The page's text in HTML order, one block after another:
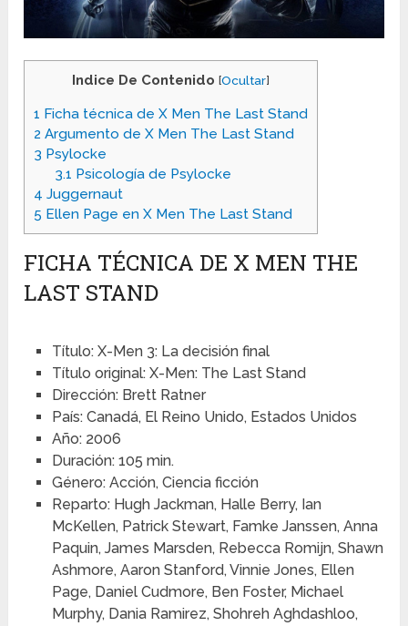
Indice De Contenido [Ocultar]
1 Ficha técnica de X Men The Last Stand
2 Argumento de X Men The Last Stand
3 Psylocke
3.1 Psicología de Psylocke
4 Juggernaut
5 Ellen Page en X Men The Last Stand
FICHA TÉCNICA DE X MEN THE
LAST STAND
Título: X-Men 3: La decisión final
Título original: X-Men: The Last Stand
Dirección: Brett Ratner
País: Canadá, El Reino Unido, Estados Unidos
Año: 2006
Duración: 105 min.
Género: Acción, Ciencia ficción
Reparto: Hugh Jackman, Halle Berry, Ian
McKellen, Patrick Stewart, Famke Janssen, Anna
Paquin, James Marsden, Rebecca Romijn, Shawn
Ashmore, Aaron Stanford, Vinnie Jones, Ellen
Page, Daniel Cudmore, Ben Foster, Michael
Murphy, Dania Ramirez, Shohreh Aghdashloo,